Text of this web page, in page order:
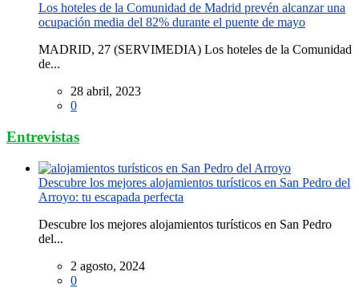
Los hoteles de la Comunidad de Madrid prevén alcanzar una
ocupación media del 82% durante el puente de mayo
MADRID, 27 (SERVIMEDIA) Los hoteles de la Comunidad
de...
28 abril, 2023
0
Entrevistas
Descubre los mejores alojamientos turísticos en San Pedro del
Arroyo: tu escapada perfecta
Descubre los mejores alojamientos turísticos en San Pedro
del...
2 agosto, 2024
0